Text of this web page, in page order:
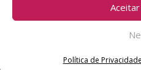
Política de Privacidade